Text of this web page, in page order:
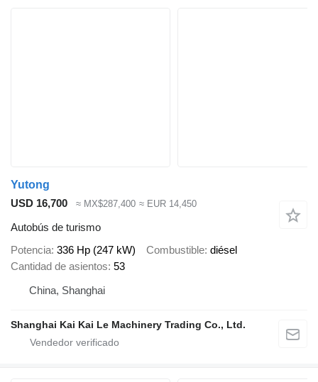
Yutong
USD 16,700
≈ MX$287,400 ≈ EUR 14,450
Autobús de turismo
Potencia 336 Hp (247 kW) Combustible diésel
Cantidad de asientos 53
China, Shanghai
Shanghai Kai Kai Le Machinery Trading Co., Ltd.